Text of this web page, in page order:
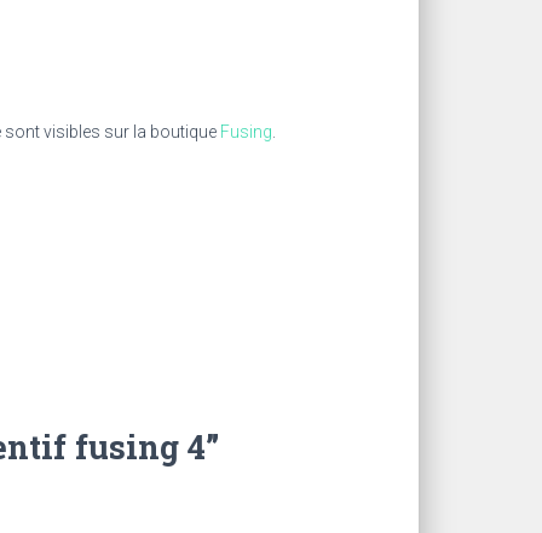
sont visibles sur la boutique Fusing
fusing 4”